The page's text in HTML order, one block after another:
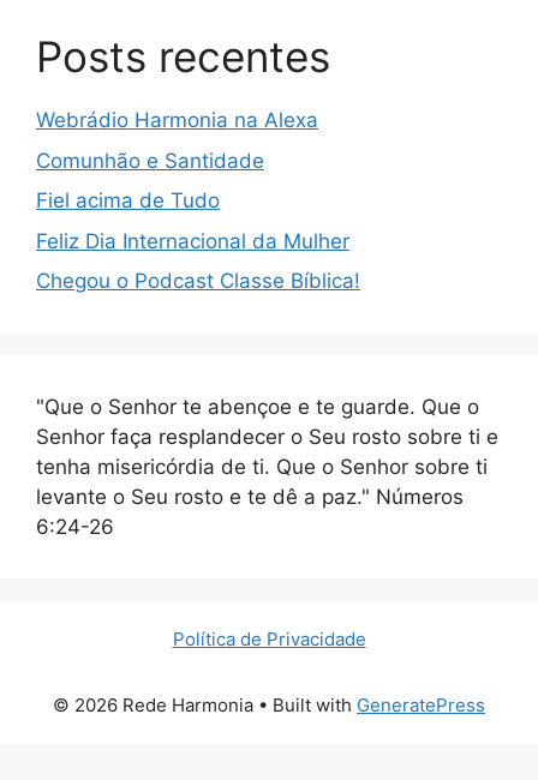
Posts recentes
Webrádio Harmonia na Alexa
Comunhão e Santidade
Fiel acima de Tudo
Feliz Dia Internacional da Mulher
Chegou o Podcast Classe Bíblica!
"Que o Senhor te abençoe e te guarde. Que o
Senhor faça resplandecer o Seu rosto sobre ti e
tenha misericórdia de ti. Que o Senhor sobre ti
levante o Seu rosto e te dê a paz." Números
6:24-26
Política de Privacidade
© 2026 Rede Harmonia • Built with GeneratePress